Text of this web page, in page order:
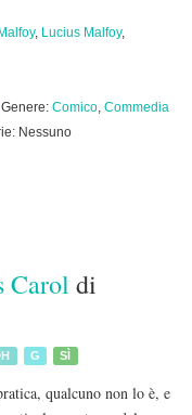
, Lucius Malfoy,
Genere: Comico, Commedia
Nessuno
Carol di
G SÌ
qualcuno non lo è, e